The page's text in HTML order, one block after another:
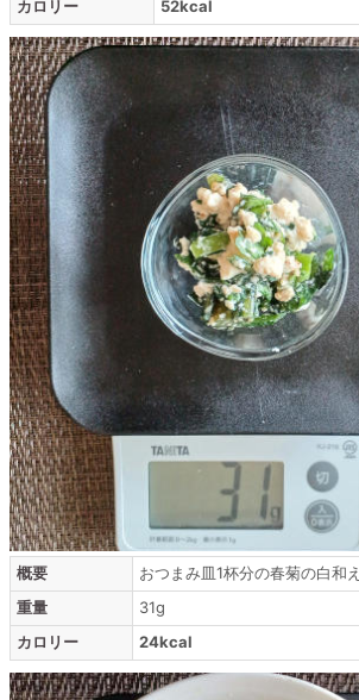
カロリー
52kcal
概要
おつまみ皿1杯分の春菊の白和え
重量
31g
カロリー
24kcal